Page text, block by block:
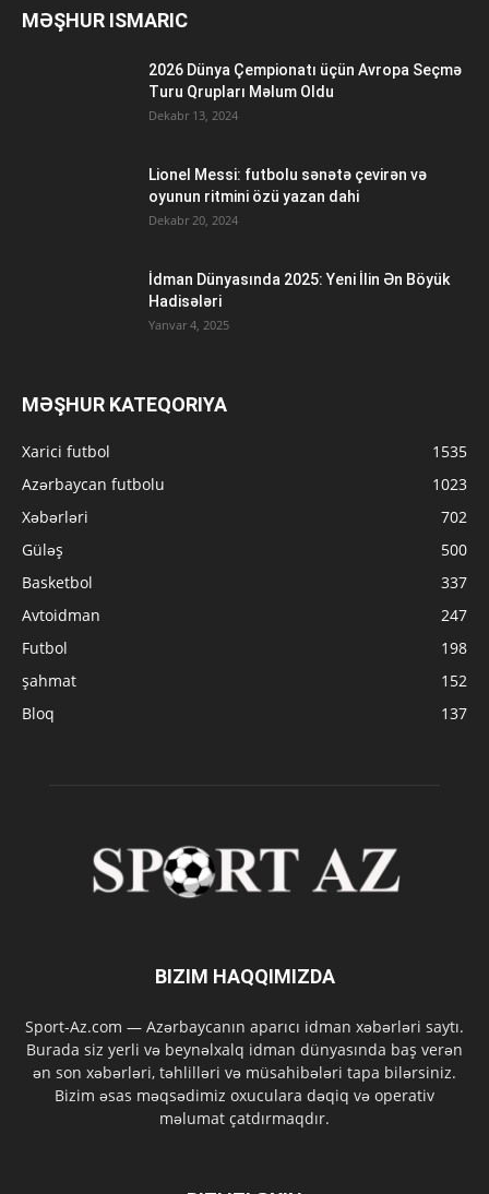
MƏŞHUR ISMARIC
2026 Dünya Çempionatı üçün Avropa Seçmə
Turu Qrupları Məlum Oldu
Dekabr 13, 2024
Lionel Messi: futbolu sənətə çevirən və
oyunun ritmini özü yazan dahi
Dekabr 20, 2024
İdman Dünyasında 2025: Yeni İlin Ən Böyük
Hadisələri
Yanvar 4, 2025
MƏŞHUR KATEQORIYA
Xarici futbol
1535
Azərbaycan futbolu
1023
Xəbərləri
702
Güləş
500
Basketbol
337
Avtoidman
247
Futbol
198
şahmat
152
Bloq
137
BIZIM HAQQIMIZDA
Sport-Az.com — Azərbaycanın aparıcı idman xəbərləri saytı.
Burada siz yerli və beynəlxalq idman dünyasında baş verən
ən son xəbərləri, təhlilləri və müsahibələri tapa bilərsiniz.
Bizim əsas məqsədimiz oxuculara dəqiq və operativ
məlumat çatdırmaqdır.